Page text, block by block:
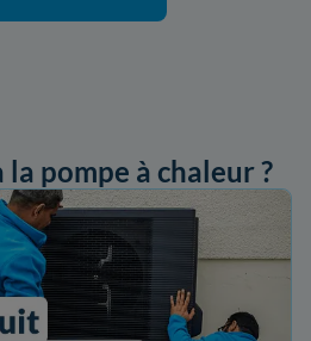
la pompe à chaleur ?